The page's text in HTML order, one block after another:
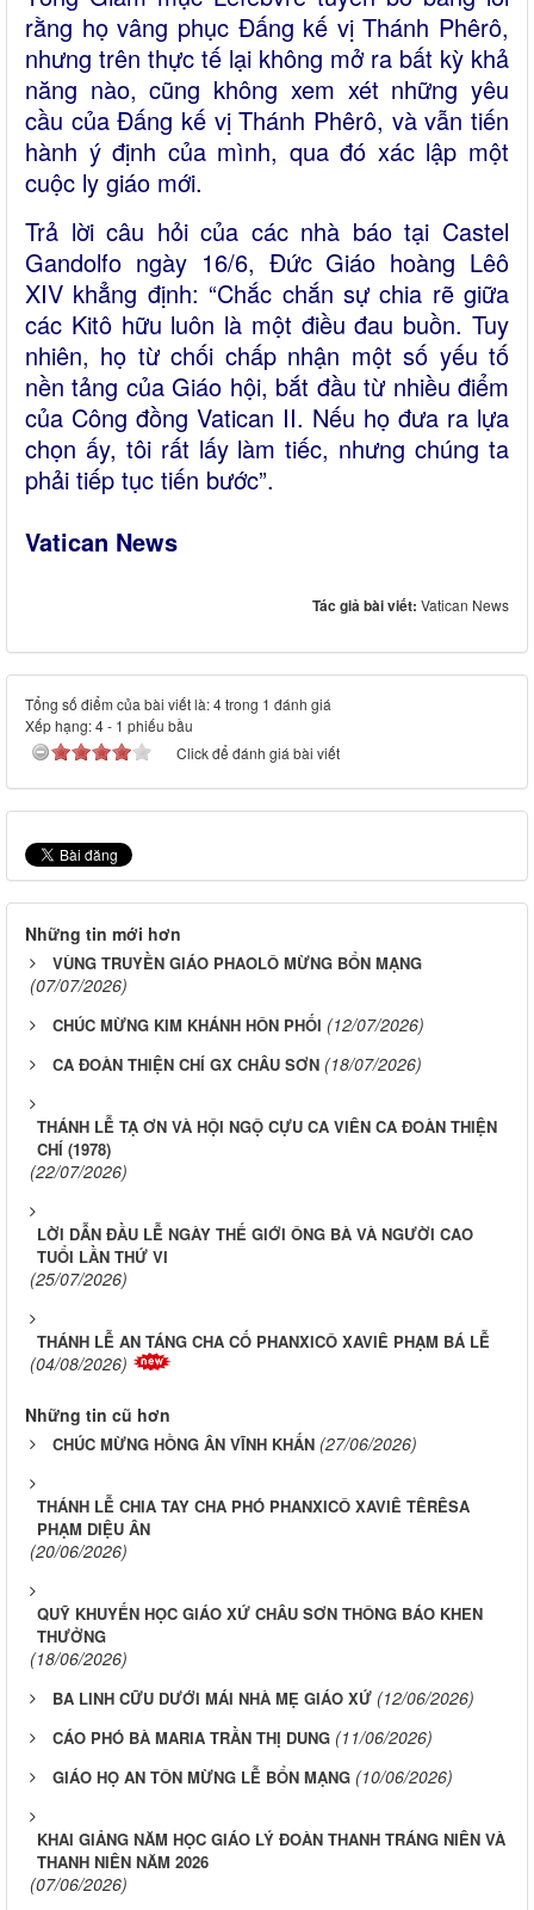
rằng họ vâng phục Đấng kế vị Thánh Phêrô,
nhưng trên thực tế lại không mở ra bất kỳ khả
năng nào, cũng không xem xét những yêu
cầu của Đấng kế vị Thánh Phêrô, và vẫn tiến
hành ý định của mình, qua đó xác lập một
cuộc ly giáo mới.
Trả lời câu hỏi của các nhà báo tại Castel
Gandolfo ngày 16/6, Đức Giáo hoàng Lêô
XIV khẳng định: “Chắc chắn sự chia rẽ giữa
các Kitô hữu luôn là một điều đau buồn. Tuy
nhiên, họ từ chối chấp nhận một số yếu tố
nền tảng của Giáo hội, bắt đầu từ nhiều điểm
của Công đồng Vatican II. Nếu họ đưa ra lựa
chọn ấy, tôi rất lấy làm tiếc, nhưng chúng ta
phải tiếp tục tiến bước”.
Vatican News
Tác giả bài viết: Vatican News
Tổng số điểm của bài viết là: 4 trong 1 đánh giá
Xếp hạng:4- 1 phiếu bầu
Click để đánh giá bài viết
Những tin mới hơn
VÙNG TRUYỀN GIÁO PHAOLÔ MỪNG BỔN MẠNG
(07/07/2026)
CHÚC MỪNG KIM KHÁNH HÔN PHỐI (12/07/2026)
CA ĐOÀN THIỆN CHÍ GX CHÂU SƠN (18/07/2026)
THÁNH LỄ TẠ ƠN VÀ HỘI NGỘ CỰU CA VIÊN CA ĐOÀN THIỆN
CHÍ (1978)
(22/07/2026)
LỜI DẪN ĐẦU LỄ NGÀY THẾ GIỚI ÔNG BÀ VÀ NGƯỜI CAO
TUỔI LẦN THỨ VI
(25/07/2026)
THÁNH LỄ AN TÁNG CHA CỐ PHANXICÔ XAVIÊ PHẠM BÁ LỄ
(04/08/2026)
Những tin cũ hơn
CHÚC MỪNG HỒNG ÂN VĨNH KHẤN (27/06/2026)
THÁNH LỄ CHIA TAY CHA PHÓ PHANXICÔ XAVIÊ TÊRÊSA
PHẠM DIỆU ÂN
(20/06/2026)
QUỸ KHUYẾN HỌC GIÁO XỨ CHÂU SƠN THÔNG BÁO KHEN
THƯỞNG
(18/06/2026)
BA LINH CỮU DƯỚI MÁI NHÀ MẸ GIÁO XỨ (12/06/2026)
CÁO PHÓ BÀ MARIA TRẦN THỊ DUNG (11/06/2026)
GIÁO HỌ AN TÔN MỪNG LỄ BỔN MẠNG (10/06/2026)
KHAI GIẢNG NĂM HỌC GIÁO LÝ ĐOÀN THANH TRÁNG NIÊN VÀ
THANH NIÊN NĂM 2026
(07/06/2026)